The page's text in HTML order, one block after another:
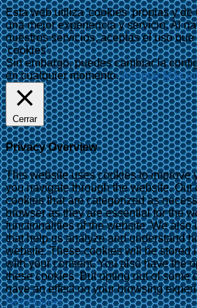
Esta web utiliza 'cookies' propias y de
una mejor experiencia y servicio. Al
nuestros servicios, aceptas el uso
'cookies'.
Sin embargo, puedes cambiar la
en cualquier momento.Aceptar Más
Cerrar
Privacy Overview
This website uses cookies to improve
you navigate through the website. Out
cookies that are categorized as
browser as they are essential for the
functionalities of the website. We also
that help us analyze and understand
website. These cookies will be stored
with your consent. You also have the
these cookies. But opting out of some
have an effect on your browsing
Necesarias